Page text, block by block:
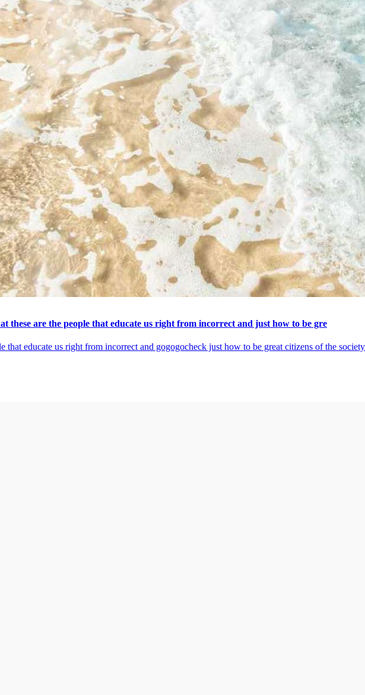
these are the people that educate us right from incorrect and just how to be gre
that educate us right from incorrect and gogogocheck just how to be great citizens of the